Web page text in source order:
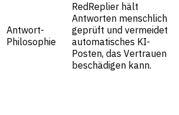
Antwort-
Philosophie
RedReplier hält
Antworten menschlich
geprüft und vermeidet
automatisches KI-
Posten, das Vertrauen
beschädigen kann.